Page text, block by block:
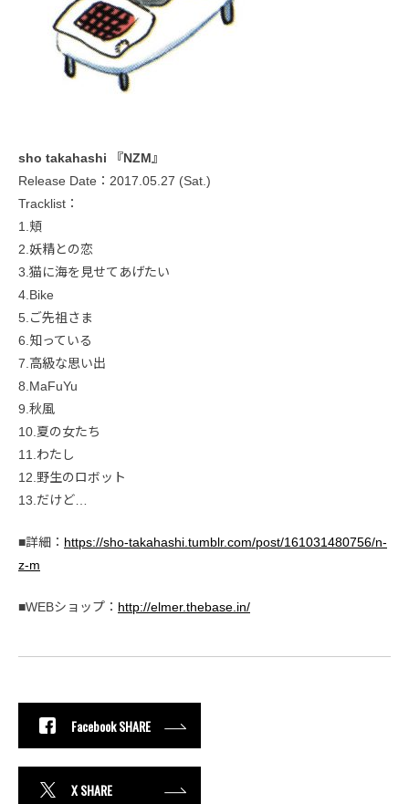
sho takahashi 『NZM』
Release Date：2017.05.27 (Sat.)
Tracklist：
1.頬
2.妖精との恋
3.猫に海を見せてあげたい
4.Bike
5.ご先祖さま
6.知っている
7.高級な思い出
8.MaFuYu
9.秋風
10.夏の女たち
11.わたし
12.野生のロボット
13.だけど…
■詳細： https://sho-takahashi.tumblr.com/post/161031480756/n-
z-m
■WEBショップ： http://elmer.thebase.in/
Facebook SHARE
X SHARE